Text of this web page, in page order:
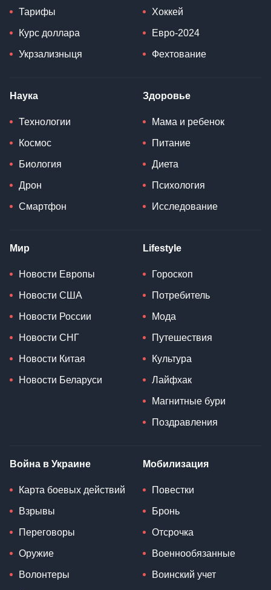
Тарифы
Курс доллара
Укрзализныця
Хоккей
Евро-2024
Фехтование
Наука
Технологии
Космос
Биология
Дрон
Смартфон
Здоровье
Мама и ребенок
Питание
Диета
Психология
Исследование
Мир
Новости Европы
Новости США
Новости России
Новости СНГ
Новости Китая
Новости Беларуси
Lifestyle
Гороскоп
Потребитель
Мода
Путешествия
Культура
Лайфхак
Магнитные бури
Поздравления
Война в Украине
Карта боевых действий
Взрывы
Переговоры
Оружие
Волонтеры
Мобилизация
Повестки
Бронь
Отсрочка
Военнообязанные
Воинский учет